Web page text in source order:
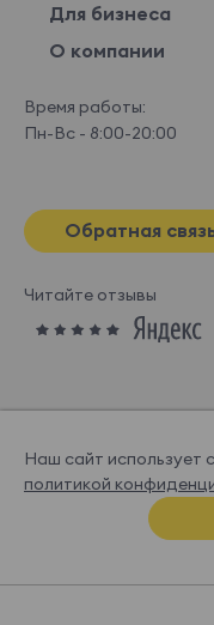
Для бизнеса
О компании
Время работы:
Пн-Вс - 8:00-20:00
Обратная
Читайте отзывы
© OGOGOHOME, 2026
Спроектировано и
Наш сайт использует
политикой